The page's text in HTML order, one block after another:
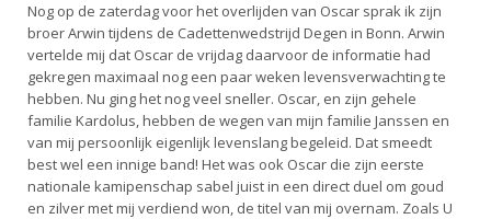
Nog op de zaterdag voor het overlijden van Oscar sprak ik zijn
broer Arwin tijdens de Cadettenwedstrijd Degen in Bonn. Arwin
vertelde mij dat Oscar de vrijdag daarvoor de informatie had
gekregen maximaal nog een paar weken levensverwachting te
hebben. Nu ging het nog veel sneller. Oscar, en zijn gehele
familie Kardolus, hebben de wegen van mijn familie Janssen en
van mij persoonlijk eigenlijk levenslang begeleid. Dat smeedt
best wel een innige band! Het was ook Oscar die zijn eerste
nationale kamipenschap sabel juist in een direct duel om goud
en zilver met mij verdiend won, de titel van mij overnam. Zoals U